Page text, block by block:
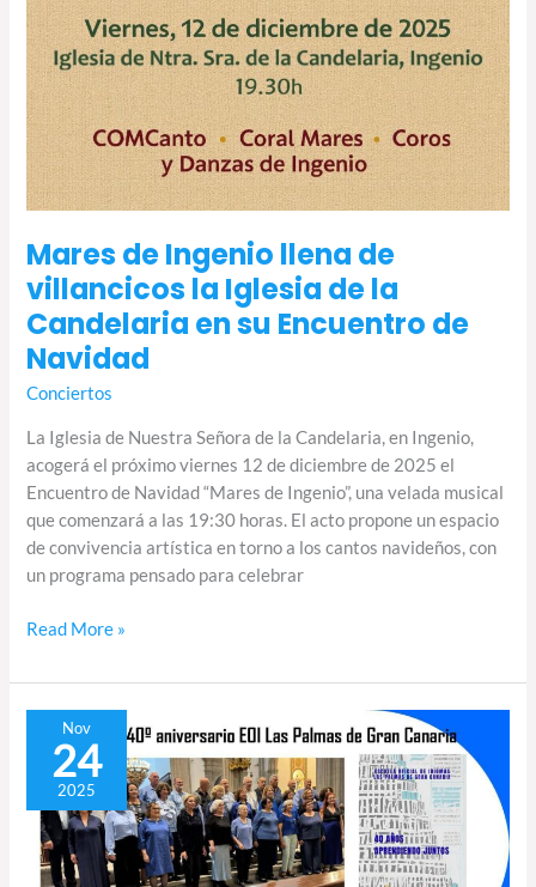
Mares de Ingenio llena de
villancicos la Iglesia de la
Candelaria en su Encuentro de
Navidad
Conciertos
La Iglesia de Nuestra Señora de la Candelaria, en Ingenio,
acogerá el próximo viernes 12 de diciembre de 2025 el
Encuentro de Navidad “Mares de Ingenio”, una velada musical
que comenzará a las 19:30 horas. El acto propone un espacio
de convivencia artística en torno a los cantos navideños, con
un programa pensado para celebrar
Read More »
Nov
24
2025
Coro
COMcanto
40º